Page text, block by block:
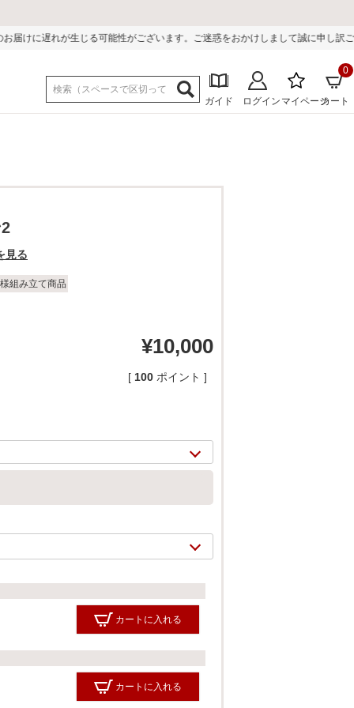
がございます。ご迷惑をおかけしまして誠に申し訳ございません。
ガイド ログイン マイページカート
0
2/19
見る
組み立て商品
¥10,000
[ 100 ポイント ]
カートに入れる
カートに入れる